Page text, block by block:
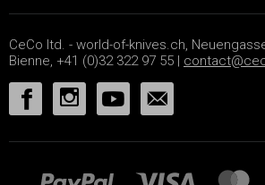
CeCo ltd. - world-of-knives.ch,
Bienne, +41 (0)32 322 97 55 |